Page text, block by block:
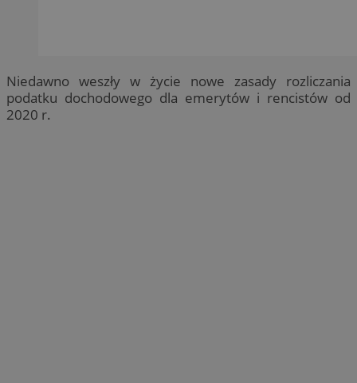
Niedawno weszły w życie nowe zasady rozliczania
podatku dochodowego dla emerytów i rencistów od
2020 r.